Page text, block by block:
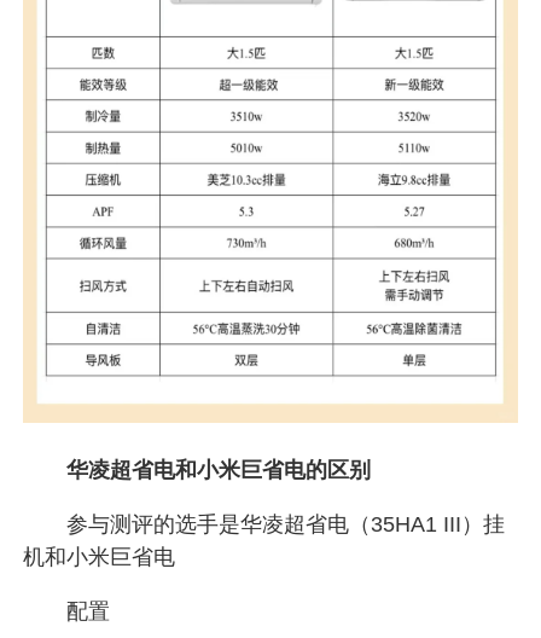
华凌超省电和小米巨省电的区别
参与测评的选手是华凌超省电（35HA1 III）挂
机和小米巨省电
配置